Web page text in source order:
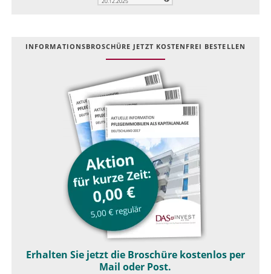
INFOR­MATIONS­BROSCHÜRE JETZT KOSTEN­FREI BESTELLEN
Erhalten Sie jetzt die Broschüre kostenlos per
Mail oder Post.